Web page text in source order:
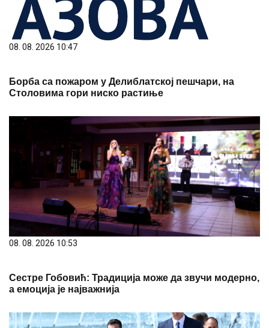
08. 08. 2026 10:47
Борба са пожаром у Делиблатској пешчари, на
Столовима гори ниско растиње
08. 08. 2026 10:53
Сестре Гобовић: Традиција може да звучи модерно,
а емоција је најважнија